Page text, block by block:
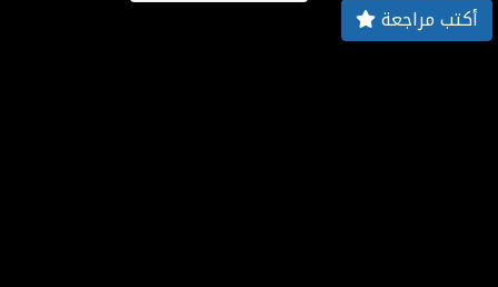
أكتب مراجعة